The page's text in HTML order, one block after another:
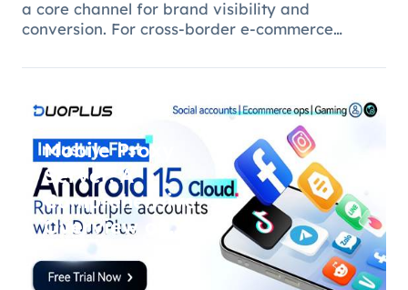
a core channel for brand visibility and
conversion. For cross-border e-commerce
managing multiple brand pages or regional
Mobile Proxy
Server: A
Comprehensive
Overview of
DuoPlus Cloud
Phone F